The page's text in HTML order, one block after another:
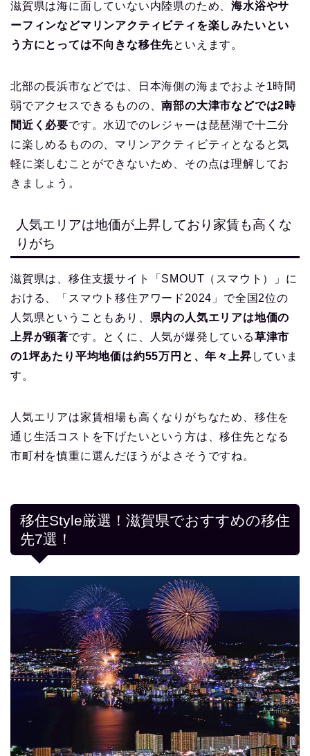
滋賀県は海に面していない内陸県のため、海水浴やサ
ーフィンなどマリンアクティビティを楽しみたいとい
う方にとっては不向きな移住先といえます。
北部の長浜市などでは、日本海側の海までおよそ1時間
弱でアクセスできるものの、南部の大津市などでは2時
間近く必要です。水辺でのレジャーは琵琶湖で十二分
に楽しめるものの、マリンアクティビティとなると気
軽に楽しむことができないため、その点は理解してお
きましょう。
人気エリアは地価が上昇しており家賃も高くな
りがち
滋賀県は、移住支援サイト「SMOUT（スマウト）」に
おける、「スマウト移住アワード2024」で全国2位の
人気県ということもあり、 県内の人気エリアは地価の
上昇が顕著です。とくに、人気が爆発している草津市
の1坪あたり平均地価は約55万円と、年々上昇 していま
す。
人気エリアは家賃相場も高くなりがちなため、移住を
通じ生活コストを下げたいという方は、移住先となる
市町村を慎重に選んだほうがよさそうですね。
移住Style厳選！滋賀県でおすすめの移住
先7選！